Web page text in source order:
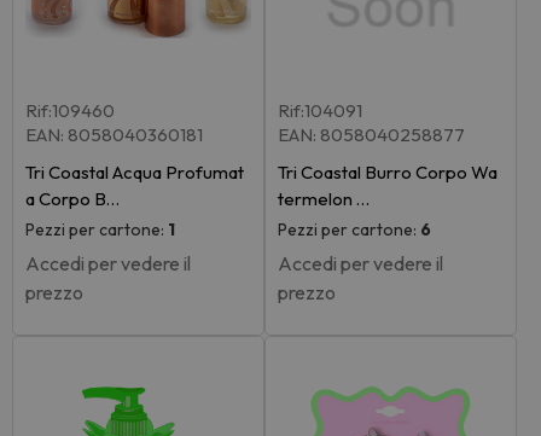
Rif:109460
EAN: 8058040360181
Tri Coastal Acqua Profumat
a Corpo B…
Pezzi per cartone: 1
Accedi per vedere il
prezzo
Rif:104091
EAN: 8058040258877
Tri Coastal Burro Corpo Wa
termelon …
Pezzi per cartone: 6
Accedi per vedere il
prezzo